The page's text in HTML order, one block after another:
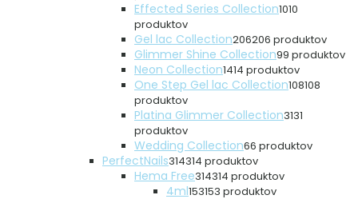
Effected Series Collection1010
produktov
Gel lac Collection206206 produktov
Glimmer Shine Collection99 produktov
Neon Collection1414 produktov
One Step Gel lac Collection108108
produktov
Platina Glimmer Collection3131
produktov
Wedding Collection66 produktov
PerfectNails314314 produktov
Hema Free314314 produktov
4ml153153 produktov